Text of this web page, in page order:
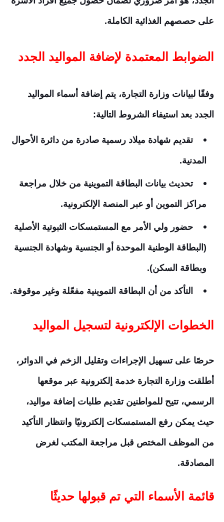
على حصصهم الغذائية الكاملة.
الضوابط المعتمدة لإضافة المواليد الجدد
وفقًا لبيانات وزارة التجارة، يتم إضافة أسماء المواليد
الجدد بعد استيفاء الشروط التالية:
تقديم شهادة ميلاد رسمية صادرة من دائرة الأحوال
المدنية.
تحديث بيانات البطاقة التموينية من خلال مراجعة
مراكز التموين أو عبر المنصة الإلكترونية.
حضور ولي الأمر مع المستمسكات الثبوتية الأصلية
(البطاقة الوطنية الموحدة أو الجنسية وشهادة الجنسية
وبطاقة السكن).
التأكد من أن البطاقة التموينية مفعّلة وغير موقوفة.
الخطوات الإلكترونية لتسجيل المواليد
حرصًا على تسهيل الإجراءات وتقليل الزخم في الدوائر،
أطلقت وزارة التجارة خدمة إلكترونية عبر موقعها
الرسمي، تتيح للمواطنين تقديم طلبات إضافة مواليد،
حيث يمكن رفع المستمسكات إلكترونيًا وانتظار التأكيد
من الموظف المختص قبل مراجعة المكتب لغرض
المصادقة.
قائمة الأسماء التي تم قبولها حديثًا